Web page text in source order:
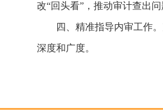
改“回头看”，推动审计查出问
四、精准指导内审工作
深度和广度。